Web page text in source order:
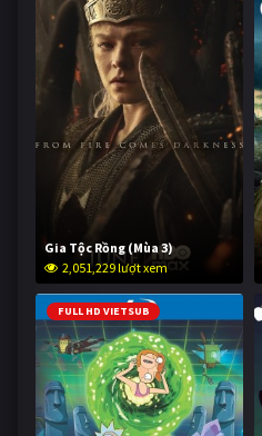
Gia Tộc Rồng (Mùa 3)
2,051,229 lượt xem
FULL HD VIETSUB